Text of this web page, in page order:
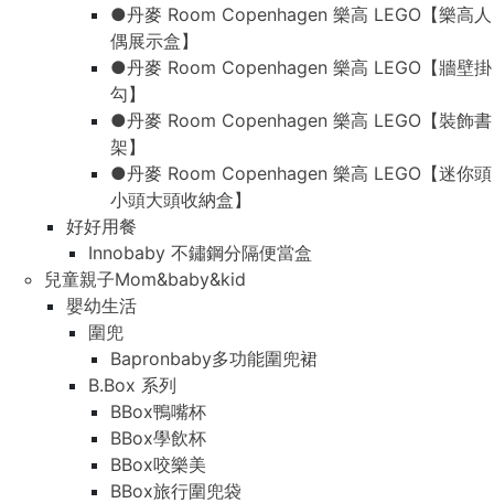
●丹麥 Room Copenhagen 樂高 LEGO【樂高人
偶展示盒】
●丹麥 Room Copenhagen 樂高 LEGO【牆壁掛
勾】
●丹麥 Room Copenhagen 樂高 LEGO【裝飾書
架】
●丹麥 Room Copenhagen 樂高 LEGO【迷你頭
小頭大頭收納盒】
好好用餐
Innobaby 不鏽鋼分隔便當盒
兒童親子Mom&baby&kid
嬰幼生活
圍兜
Bapronbaby多功能圍兜裙
B.Box 系列
BBox鴨嘴杯
BBox學飲杯
BBox咬樂美
BBox旅行圍兜袋